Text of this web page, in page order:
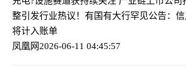
整引发行业热议！有国有大行罕见公告：
将计入账单
凤凰网2026-06-11 04:45:57